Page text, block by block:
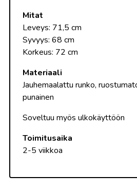
Mitat
Leveys: 71,5 cm
Syvyys: 68 cm
Korkeus: 72 cm
Materiaali
Jauhemaalattu runko,
punainen
Soveltuu myös ulkokäyttöön
Toimitusaika
2-5 viikkoa